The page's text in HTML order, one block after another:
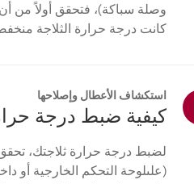
وصلة سباكة)، فتحقق أولاً من
كانت درجة حرارة الثلاجة
استكشاف الأعطال وإصلاحها
كيفية ضبط درجة
لضبط درجة حرارة ثلاجتك،
(علىلوحة التحكم الخارجية أو